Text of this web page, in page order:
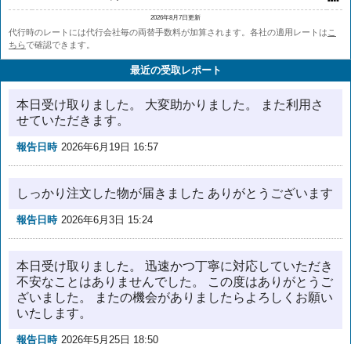
2026年8月7日更新
代行時のレートには代行会社毎の両替手数料が加算されます。各社の適用レートは こ
ちらで確認できます。
最近の受取レポート
本日受け取りました。 大変助かりました。 また利用さ
せていただきます。
報告日時 2026年6月19日 16:57
しっかり注文した物が届きました ありがとうございます
報告日時 2026年6月3日 15:24
本日受け取りました。 迅速かつ丁寧に対応していただき
不安なことはありませんでした。 この度はありがとうご
ざいました。 またの機会がありましたらよろしくお願い
いたします。
報告日時 2026年5月25日 18:50